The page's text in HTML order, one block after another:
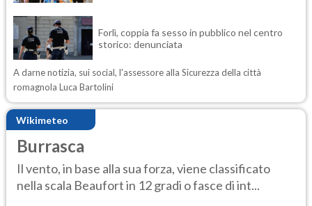
Forlì, coppia fa sesso in pubblico nel centro
storico: denunciata
A darne notizia, sui social, l'assessore alla Sicurezza della città
romagnola Luca Bartolini
Wikimeteo
Burrasca
Il vento, in base alla sua forza, viene classificato
nella scala Beaufort in 12 gradi o fasce di int...